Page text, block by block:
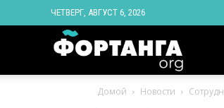
ЧЕТВЕРГ, АВГУСТ 6, 2026
Домой Новости